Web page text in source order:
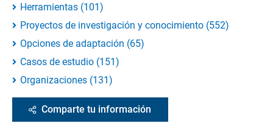
Herramientas (101)
Proyectos de investigación y conocimiento (552)
Opciones de adaptación (65)
Casos de estudio (151)
Organizaciones (131)
Comparte tu información